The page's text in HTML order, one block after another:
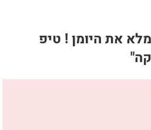
את היומן ! טיפ
"